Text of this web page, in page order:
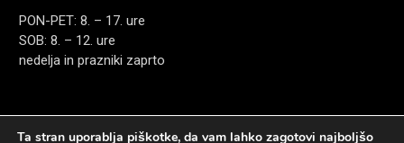
PON-PET: 8. – 17. ure
SOB: 8. – 12. ure
nedelja in prazniki zaprto
Ta stran uporablja piškotke, da vam lahko zagotovi najboljšo